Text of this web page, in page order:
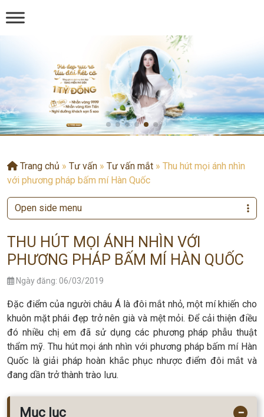
Trang chủ » Tư vấn » Tư vấn mắt » Thu hút mọi ánh nhìn
với phương pháp bấm mí Hàn Quốc
THU HÚT MỌI ÁNH NHÌN VỚI
PHƯƠNG PHÁP BẤM MÍ HÀN QUỐC
Ngày đăng: 06/03/2019
Đặc điểm của người châu Á là đôi mắt nhỏ, một mí khiến cho
khuôn mặt phái đẹp trở nên già và mệt mỏi. Để cải thiện điều
đó nhiều chị em đã sử dụng các phương pháp phẫu thuật
thẩm mỹ. Thu hút mọi ánh nhìn với phương pháp bấm mí Hàn
Quốc là giải pháp hoàn khắc phục nhược điểm đôi mắt và
đang dần trở thành trào lưu.
Mục lục −
Open side menu